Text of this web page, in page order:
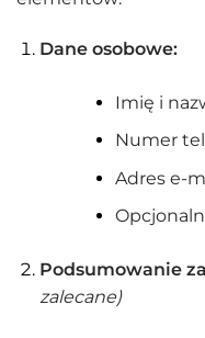
Dane osobowe:
Imię i
Numer
Adres e-
Podsumowanie
zalecane)